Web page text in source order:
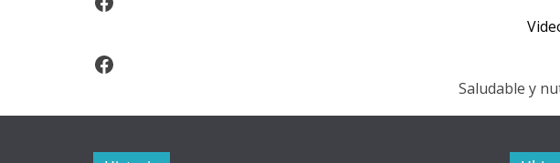
Facebook
Saludable y